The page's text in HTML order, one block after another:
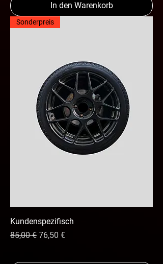
In den Warenkorb
Sonderpreis
Kundenspezifisch
Standardpreis
85,00 € Sale-Preis
76,50 €